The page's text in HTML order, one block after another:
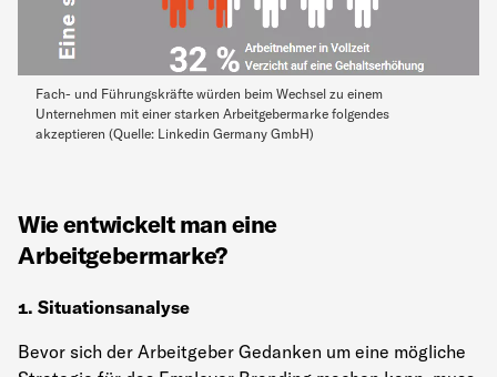
Fach- und Führungskräfte würden beim Wechsel zu einem
Unternehmen mit einer starken Arbeitgebermarke folgendes
akzeptieren (Quelle: Linkedin Germany GmbH)
Wie entwickelt man eine
Arbeitgebermarke?
1. Situationsanalyse
Bevor sich der Arbeitgeber Gedanken um eine mögliche